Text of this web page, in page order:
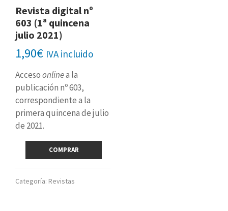
Revista digital nº
603 (1ª quincena
julio 2021)
1,90€ IVA incluido
Accesoonlinea la
publicación nº 603,
correspondiente a la
primera quincena de julio
de 2021.
603
COMPRAR
Categoría: Revistas